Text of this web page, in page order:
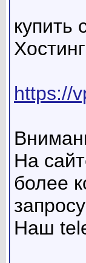
купить
https://
На
более
запросу
Наш